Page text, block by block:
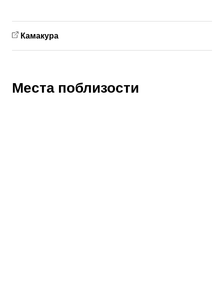
Камакура
Места поблизости